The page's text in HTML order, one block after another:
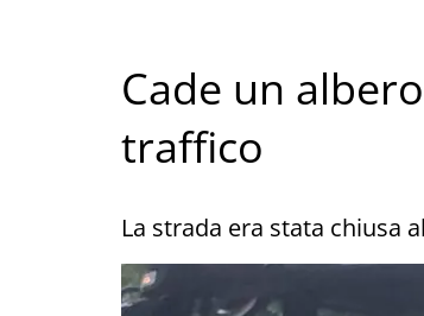
Cade un
traffico
La strada era stata chiusa